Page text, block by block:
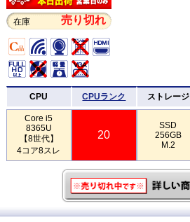
在庫 売り切れ
CPU CPUランク ストレージ
Core i5
8365U
【8世代】
4コア8スレ
20
SSD
256GB
M.2